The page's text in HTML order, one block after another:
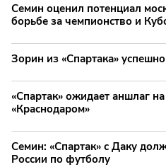
Семин оценил потенциал
борьбе за чемпионство и
Зорин из «Спартака»
«Спартак» ожидает аншлаг
«Краснодаром»
Семин: «Спартак» с Даку
России по футболу